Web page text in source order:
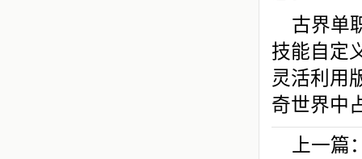
古界单
技能自定
灵活利用
奇世界中
上一篇